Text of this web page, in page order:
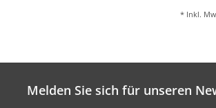
* Inkl.
Melden Sie sich für unseren